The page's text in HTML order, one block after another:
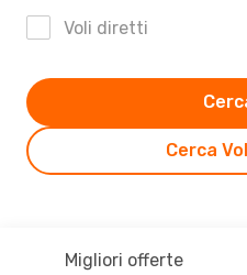
Voli diretti
Cerca
Migliori offerte